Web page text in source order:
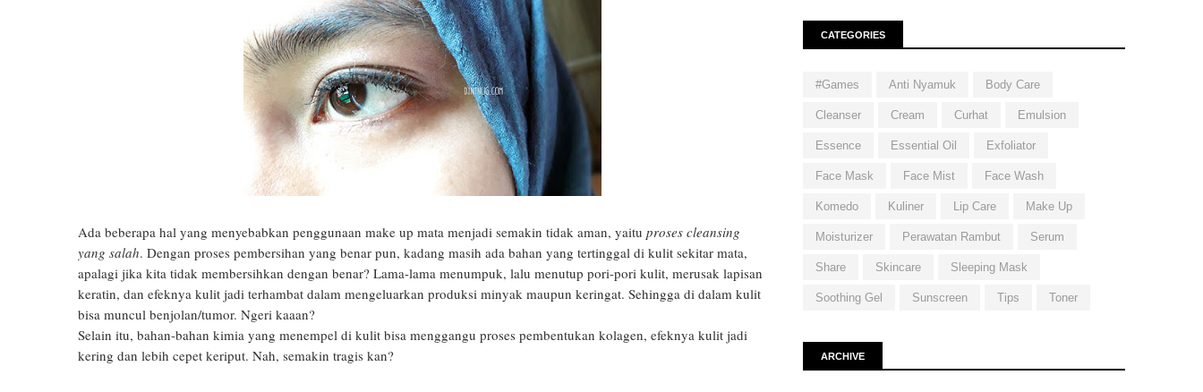
Ada beberapa hal yang menyebabkan penggunaan make up mata menjadi semakin tidak aman, yaitu proses cleansing
yang salah. Dengan proses pembersihan yang benar pun, kadang masih ada bahan yang tertinggal di kulit sekitar mata,
apalagi jika kita tidak membersihkan dengan benar? Lama-lama menumpuk, lalu menutup pori-pori kulit, merusak lapisan
keratin, dan efeknya kulit jadi terhambat dalam mengeluarkan produksi minyak maupun keringat. Sehingga di dalam kulit
bisa muncul benjolan/tumor. Ngeri kaaan?
Selain itu, bahan-bahan kimia yang menempel di kulit bisa menggangu proses pembentukan kolagen, efeknya kulit jadi
kering dan lebih cepet keriput. Nah, semakin tragis kan?
CATEGORIES
#Games Anti Nyamuk Body Care
Cleanser Cream Curhat Emulsion
Essence Essential Oil Exfoliator
Face Mask Face Mist Face Wash
Komedo Kuliner Lip Care Make Up
Moisturizer Perawatan Rambut Serum
Share Skincare Sleeping Mask
Soothing Gel Sunscreen Tips Toner
ARCHIVE